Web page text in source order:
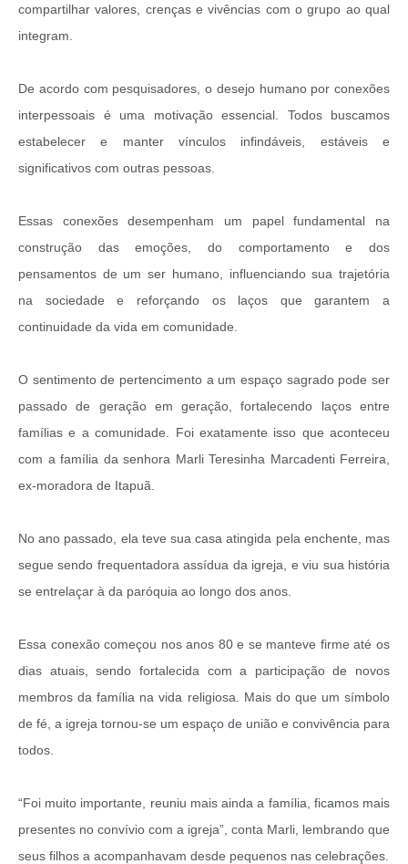
compartilhar valores, crenças e vivências com o grupo ao qual
integram.
De acordo com pesquisadores, o desejo humano por conexões
interpessoais é uma motivação essencial. Todos buscamos
estabelecer e manter vínculos infindáveis, estáveis e
significativos com outras pessoas.
Essas conexões desempenham um papel fundamental na
construção das emoções, do comportamento e dos
pensamentos de um ser humano, influenciando sua trajetória
na sociedade e reforçando os laços que garantem a
continuidade da vida em comunidade.
O sentimento de pertencimento a um espaço sagrado pode ser
passado de geração em geração, fortalecendo laços entre
famílias e a comunidade. Foi exatamente isso que aconteceu
com a família da senhora Marli Teresinha Marcadenti Ferreira,
ex-moradora de Itapuã.
No ano passado, ela teve sua casa atingida pela enchente, mas
segue sendo frequentadora assídua da igreja, e viu sua história
se entrelaçar à da paróquia ao longo dos anos.
Essa conexão começou nos anos 80 e se manteve firme até os
dias atuais, sendo fortalecida com a participação de novos
membros da família na vida religiosa. Mais do que um símbolo
de fé, a igreja tornou-se um espaço de união e convivência para
todos.
“Foi muito importante, reuniu mais ainda a família, ficamos mais
presentes no convívio com a igreja”, conta Marli, lembrando que
seus filhos a acompanhavam desde pequenos nas celebrações.